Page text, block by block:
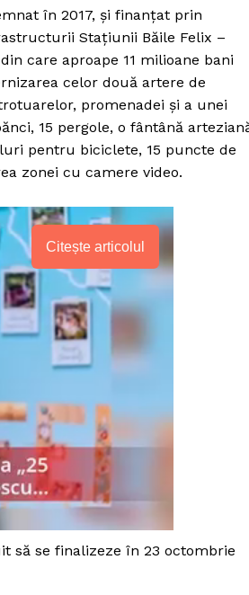
în 2017, și finanțat prin
Stațiunii Băile Felix –
care aproape 11 milioane bani
celor două artere de
promenadei și a unei
15 pergole, o fântână
pentru biciclete, 15 puncte de
zonei cu camere video.
Citește articolul
să se finalizeze în 23 octombrie